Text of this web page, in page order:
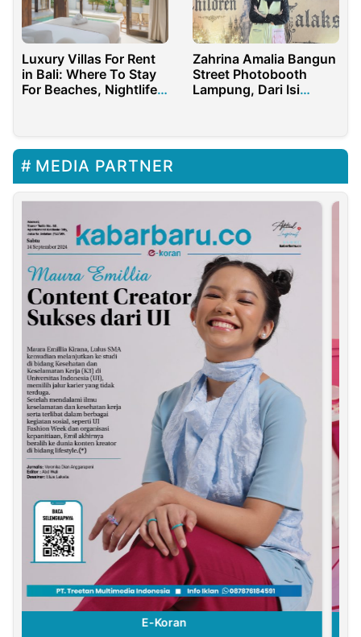
Luxury Villas For Rent
in Bali: Where To Stay
For Beaches, Nightlife,
Zahrina Amalia Bangun
Street Photobooth
Lampung, Dari Isi
MEDIA PARTNER
E-Koran